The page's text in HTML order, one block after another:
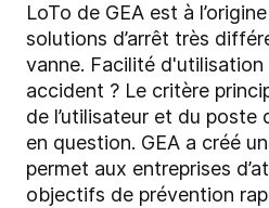
LoTo de GEA est à
solutions d’arrêt très
vanne. Facilité
accident ? Le critère
de l’utilisateur et du poste
en question. GEA a créé
permet aux entreprises
objectifs de prévention